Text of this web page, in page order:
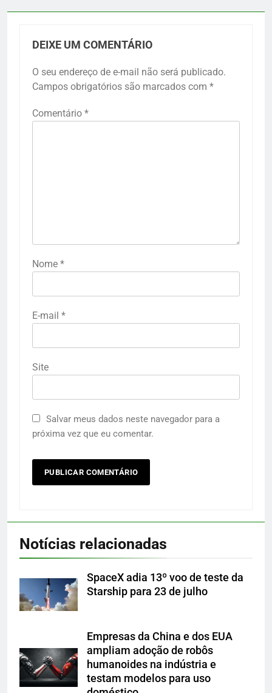
DEIXE UM COMENTÁRIO
O seu endereço de e-mail não será publicado.
Campos obrigatórios são marcados com *
Comentário *
Nome *
E-mail *
Site
Salvar meus dados neste navegador para a
próxima vez que eu comentar.
Notícias relacionadas
SpaceX adia 13º voo de teste da
Starship para 23 de julho
Empresas da China e dos EUA
ampliam adoção de robôs
humanoides na indústria e
testam modelos para uso